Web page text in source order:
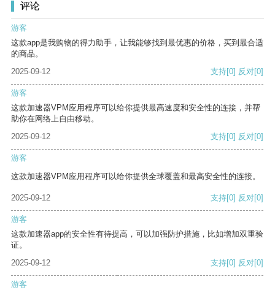
评论
游客
这款app是我购物的得力助手，让我能够找到最优惠的价格，买到最合适
的商品。
2025-09-12
支持[0] 反对[0]
游客
这款加速器VPM应用程序可以给你提供最高速度和安全性的连接，并帮
助你在网络上自由移动。
2025-09-12
支持[0] 反对[0]
游客
这款加速器VPM应用程序可以给你提供全球覆盖和最高安全性的连接。
2025-09-12 支持[0] 反对[0]
游客
这款加速器app的安全性有待提高，可以加强防护措施，比如增加双重验
证。
2025-09-12
支持[0] 反对[0]
游客